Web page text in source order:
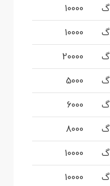
10000
10000
20000
5000
6000
8000
10000
10000